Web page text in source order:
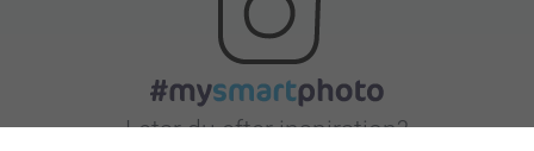
Letar du efter inspiration?